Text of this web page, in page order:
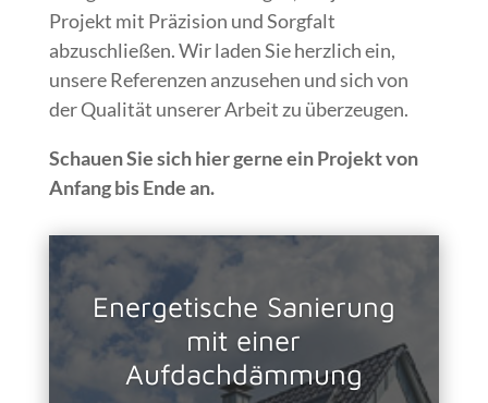
Projekt mit Präzision und Sorgfalt
abzuschließen. Wir laden Sie herzlich ein,
unsere Referenzen anzusehen und sich von
der Qualität unserer Arbeit zu überzeugen.
Schauen Sie sich hier gerne ein Projekt von
Anfang bis Ende an.
Energetische Sanierung
mit einer
Aufdachdämmung